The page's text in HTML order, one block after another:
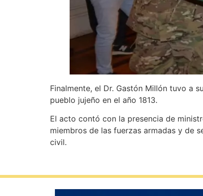
Finalmente, el Dr. Gastón Millón tuvo a
pueblo jujeño en el año 1813.
El acto contó con la presencia de
miembros de las fuerzas armadas y de
civil.